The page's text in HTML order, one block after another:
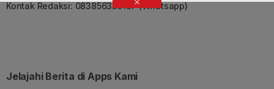
Kontak Redaksi: 083856335187 (Whatsapp)
Jelajahi Berita di Apps Kami